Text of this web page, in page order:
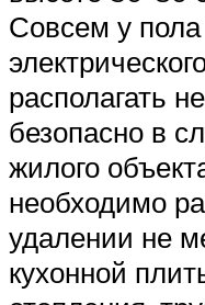
Совсем у пола
располагать
безопасно в
жилого
необходимо
удалении не
кухонной